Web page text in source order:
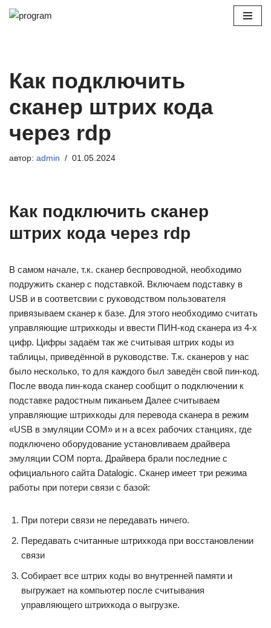
Как подключить
сканер штрих кода
через rdp
автор: admin 01.05.2024
Как подключить сканер
штрих кода через rdp
В самом начале, т.к. сканер беспроводной, необходимо
подружить сканер с подставкой. Включаем подставку в
USB и в соответсвии с руководством пользователя
привязываем сканер к базе. Для этого необходимо считать
управляющие штрихкоды и ввести ПИН-код сканера из 4-х
цифр. Цифры задаём так же считывая штрих коды из
таблицы, приведённой в руководстве. Т.к. сканеров у нас
было несколько, то для каждого был заведён свой пин-код.
После ввода пин-кода сканер сообщит о подключении к
подставке радостным пиканьем Далее считываем
управляющие штрихкоды для перевода сканера в режим
«USB в эмуляции COM» и н а всех рабочих станциях, где
подключено оборудование установливаем драйвера
эмуляции COM порта. Драйвера брали последние с
официального сайта Datalogic. Сканер имеет три режима
работы при потери связи с базой:
При потери связи не передавать ничего.
Передавать считанные штрихкода при восстановлении
связи
Собирает все штрих коды во внутренней памяти и
выгружает на компьютер после считывания
управляющего штрихкода о выгрузке.